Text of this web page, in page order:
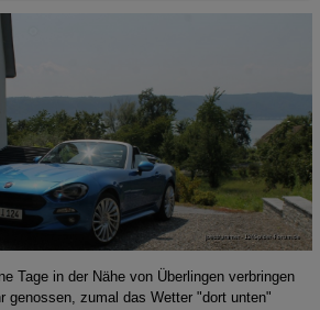
Tage in der Nähe von Überlingen verbringen
genossen, zumal das Wetter "dort unten"